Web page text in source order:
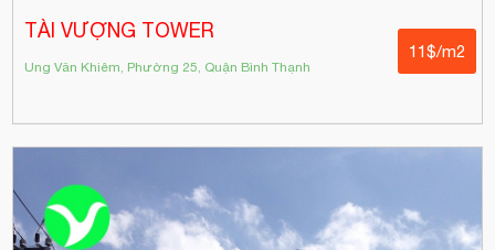
TÀI VƯỢNG TOWER
Ung Văn Khiêm, Phường 25, Quận Bình Thạnh
11$/m2